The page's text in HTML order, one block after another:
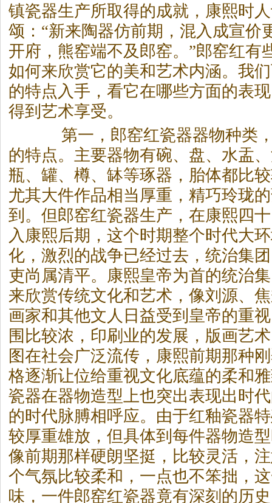
镇瓷器生产所取得的成就，康熙时
颂：“新来陶器仿前期，混入成宣价
开府，熊窑端不及郎窑。”郎窑红有
如何来欣赏它的美和艺术内涵。我
的特点入手，看它在哪些方面的表
得到艺术享受。
第一，郎窑红瓷器器物种类，
的特点。主要器物有碗、盘、水盂
瓶、罐、樽、缽等琢器，胎体都比
尤其大件作品相当厚重，精巧玲珑
到。但郎窑红瓷器生产，在康熙四
入康熙后期，这个时期整个时代大
化，激烈的战争已经过去，统治集
吏尚属清平。康熙皇帝为首的统治
来欣赏传统文化和艺术，像刘源、
画家和其他文人日益受到皇帝的重
围比较浓，印刷业的发展，版画艺
图在社会广泛流传，康熙前期那种
格逐渐让位给重视文化底蕴的柔和
瓷器在器物造型上也突出表现出时
的时代脉膊相呼应。由于红釉瓷器
较厚重雄放，但具体到每件器物造
像前期那样硬朗坚挺，比较灵活，
个气氛比较柔和，一点也不笨拙，
味，一件郎窑红瓷器竟有深刻的历